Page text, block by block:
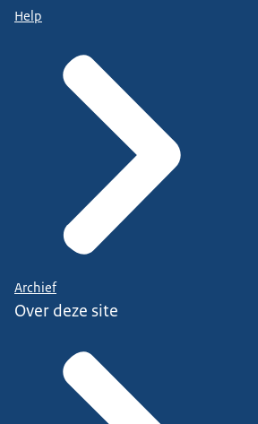
Help
Archief
Over deze site